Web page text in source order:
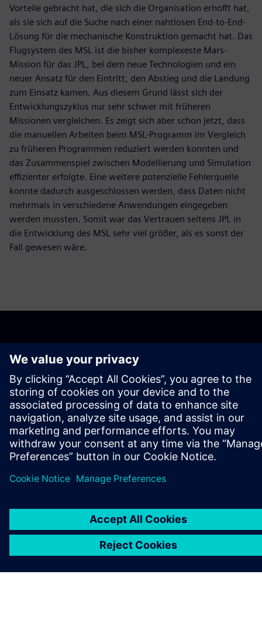
Vorteile gebracht hat, die sich die Organisation erhofft hat,
als sie sich auf die Suche nach einer nahtlosen End-to-End-
Lösung für die mechanische Konstruktion gemacht hat. Das
Flugsystem des MSL ist die bisher komplexeste Mars-
Mission für das JPL, bei dem neue Technologien und ein
neuer Ansatz für den Eintritt, den Abstieg und die Landung
zum Einsatz kamen. Aus diesem Grund lässt sich der
Entwicklungszyklus nur sehr schwer mit früheren
Missionen vergleichen. Es zeigt sich aber schon jetzt, dass
die manuellen Arbeiten beim MSL-Programm im Vergleich
zu früheren Programmen reduziert werden konnten und
das Zusammenspiel zwischen Modellierung und Simulation
effizienter erfolgte. Eine weitere potenzielle Fehlerquelle
konnte dadurch ausgeschlossen werden, dass Daten nicht
mehrmals in verschiedene Anwendungen eingegeben
werden mussten. Somit war das Vertrauen seitens JPL in
die Entwicklung des MSL sehr viel größer, als es sonst der
Fall gewesen wäre.
KARRIEREN